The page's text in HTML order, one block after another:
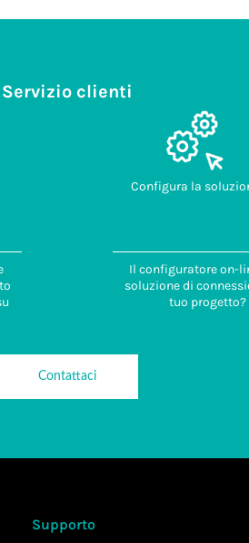
Servizio clienti
Configura la
Il configuratore on-
soluzione di
tuo
Contattaci
Supporto